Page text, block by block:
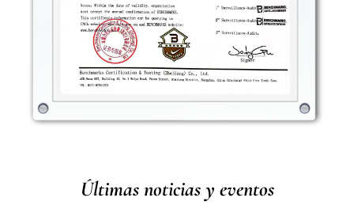
natural de tus labios mientras ofrece un acabado
impecable.
Últimas noticias y eventos